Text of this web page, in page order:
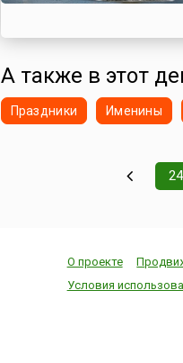
А также в этот
Праздники Именины
О проекте
Условия